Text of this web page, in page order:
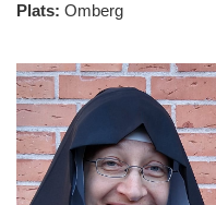
Plats: Omberg